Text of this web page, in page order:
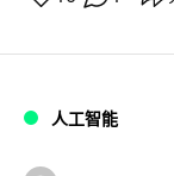
人工智能